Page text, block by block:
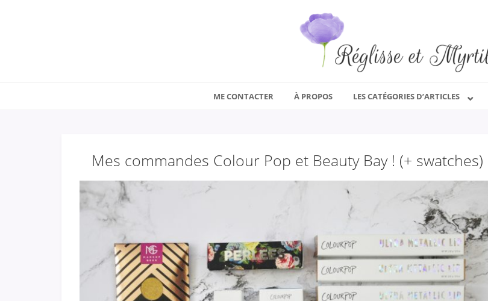
ME CONTACTER À PROPOS LES CATÉGORIES D’ARTICLES
Mes commandes Colour Pop et Beauty Bay ! (+ swatches)